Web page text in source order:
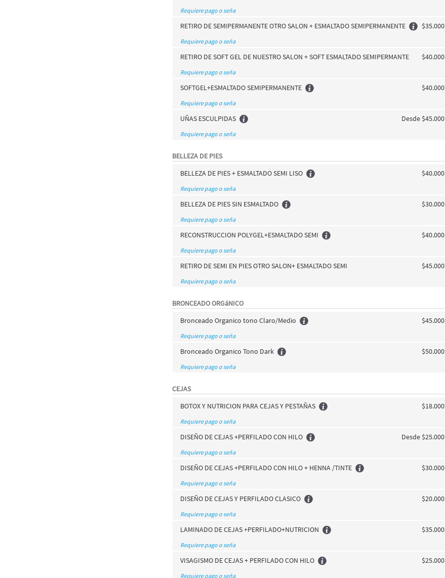
Requiere pago o seña
RETIRO DE SEMIPERMANENTE OTRO SALON + ESMALTADO SEMIPERMANENTE $35.000
Requiere pago o seña
RETIRO DE SOFT GEL DE NUESTRO SALON + SOFT ESMALTADO SEMIPERMANTE $40.000
Requiere pago o seña
SOFTGEL+ESMALTADO SEMIPERMANENTE $40.000
Requiere pago o seña
UÑAS ESCULPIDAS Desde $45.000
Requiere pago o seña
BELLEZA DE PIES
BELLEZA DE PIES + ESMALTADO SEMI LISO
$40.000
Requiere pago o seña
BELLEZA DE PIES SIN ESMALTADO $30.000
Requiere pago o seña
RECONSTRUCCION POLYGEL+ESMALTADO SEMI $40.000
Requiere pago o seña
RETIRO DE SEMI EN PIES OTRO SALON+ ESMALTADO SEMI $45.000
Requiere pago o seña
BRONCEADO ORGáNICO
Bronceado Organico tono Claro/Medio
$45.000
Requiere pago o seña
Bronceado Organico Tono Dark $50.000
Requiere pago o seña
CEJAS
BOTOX Y NUTRICION PARA CEJAS Y PESTAÑAS
$18.000
Requiere pago o seña
DISEÑO DE CEJAS +PERFILADO CON HILO Desde $25.000
Requiere pago o seña
DISEÑO DE CEJAS +PERFILADO CON HILO + HENNA /TINTE $30.000
Requiere pago o seña
DISEÑO DE CEJAS Y PERFILADO CLASICO $20.000
Requiere pago o seña
LAMINADO DE CEJAS +PERFILADO+NUTRICION $35.000
Requiere pago o seña
VISAGISMO DE CEJAS + PERFILADO CON HILO $25.000
Requiere pago o seña